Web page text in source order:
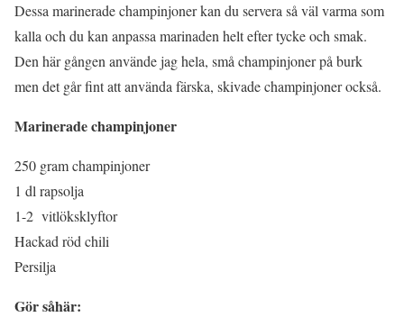
Dessa marinerade champinjoner kan du servera så väl varma som
kalla och du kan anpassa marinaden helt efter tycke och smak.
Den här gången använde jag hela, små champinjoner på burk
men det går fint att använda färska, skivade champinjoner också.
Marinerade champinjoner
250 gram champinjoner
1 dl rapsolja
1-2 vitlöksklyftor
Hackad röd chili
Persilja
Gör såhär: